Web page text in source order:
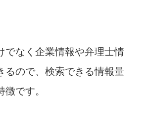
でなく企業情報や弁理士情
るので、検索できる情報量
です。